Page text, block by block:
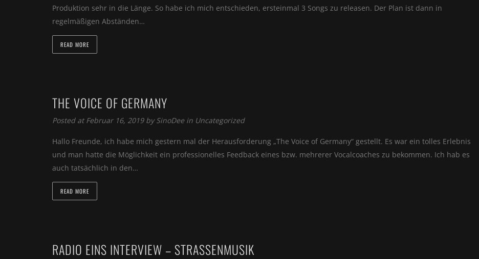
Produktion sehr in die Länge. So habe ich mich entschieden, ersteinmal 3 Songs zu releasen. Der Plan ist dann in
regelmäßigen Abständen…
READ MORE
THE VOICE OF GERMANY
Posted at Februar 16, 2019 bySinoDee in Uncategorized
Hallo Freunde, ich habe mich gestern mal der Herausforderung „The Voice of Germany“ gestellt. Es war ein tolles Erlebnis
und man hatte die Möglichkeit ein professionelles Feedback eines bzw. mehrerer Vocalcoaches zu bekommen. Ich hab es
auch tatsächlich in den…
READ MORE
RADIO EINS INTERVIEW – STRASSENMUSIK